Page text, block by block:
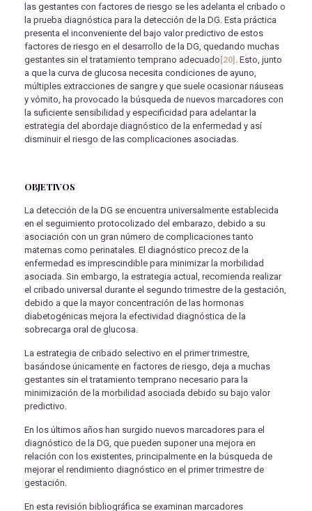
las gestantes con factores de riesgo se les adelanta el cribado o
la prueba diagnóstica para la detección de la DG. Esta práctica
presenta el inconveniente del bajo valor predictivo de estos
factores de riesgo en el desarrollo de la DG, quedando muchas
gestantes sin el tratamiento temprano adecuado [20] . Esto, junto
a que la curva de glucosa necesita condiciones de ayuno,
múltiples extracciones de sangre y que suele ocasionar náuseas
y vómito, ha provocado la búsqueda de nuevos marcadores con
la suficiente sensibilidad y especificidad para adelantar la
estrategia del abordaje diagnóstico de la enfermedad y así
disminuir el riesgo de las complicaciones asociadas.
OBJETIVOS
La detección de la DG se encuentra universalmente establecida
en el seguimiento protocolizado del embarazo, debido a su
asociación con un gran número de complicaciones tanto
maternas como perinatales. El diagnóstico precoz de la
enfermedad es imprescindible para minimizar la morbilidad
asociada. Sin embargo, la estrategia actual, recomienda realizar
el cribado universal durante el segundo trimestre de la gestación,
debido a que la mayor concentración de las hormonas
diabetogénicas mejora la efectividad diagnóstica de la
sobrecarga oral de glucosa.
La estrategia de cribado selectivo en el primer trimestre,
basándose únicamente en factores de riesgo, deja a muchas
gestantes sin el tratamiento temprano necesario para la
minimización de la morbilidad asociada debido su bajo valor
predictivo.
En los últimos años han surgido nuevos marcadores para el
diagnóstico de la DG, que pueden suponer una mejora en
relación con los existentes, principalmente en la búsqueda de
mejorar el rendimiento diagnóstico en el primer trimestre de
gestación.
En esta revisión bibliográfica se examinan marcadores